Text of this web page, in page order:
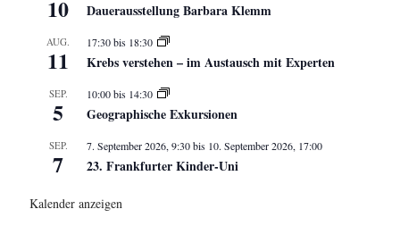
10 Dauerausstellung Barbara Klemm
AUG.
11
17:30bis 18:30
Krebs verstehen – im Austausch mit Experten
SEP.
5
10:00bis 14:30
Geographische Exkursionen
SEP.
7
7. September 2026, 9:30bis 10. September 2026, 17:00
23. Frankfurter Kinder-Uni
Kalender anzeigen